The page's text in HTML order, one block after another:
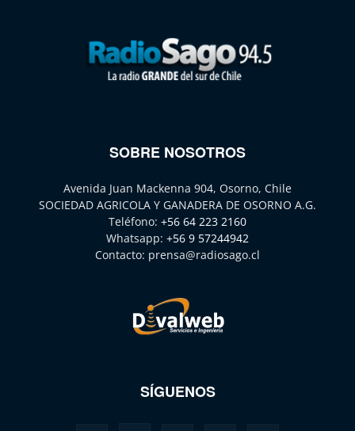
SOBRE NOSOTROS
Avenida Juan Mackenna 904, Osorno, Chile
SOCIEDAD AGRICOLA Y GANADERA DE OSORNO A.G.
Teléfono: +56 64 223 2160
Whatsapp: +56 9 57244942
Contacto: prensa@radiosago.cl
SÍGUENOS